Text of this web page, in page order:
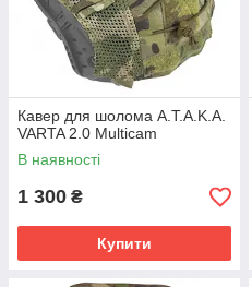
Кавер для шолома A.T.A.K.A.
VARTA 2.0 Multicam
В наявності
1 300 ₴
Купити